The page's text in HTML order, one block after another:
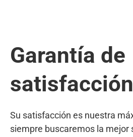
Garantía de
satisfacción
Su satisfacción es nuestra
siempre buscaremos la mejor